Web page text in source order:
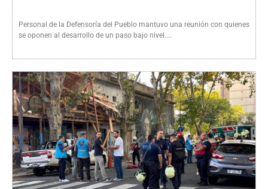
Personal de la Defensoría del Pueblo mantuvo una reunión con quienes
se oponen al desarrollo de un paso bajo nivel....